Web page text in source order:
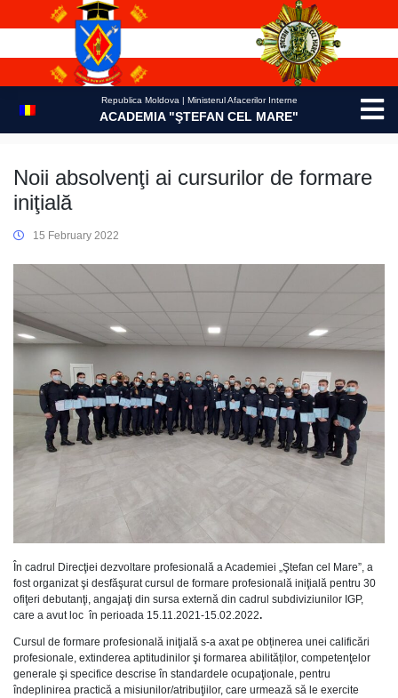
Republica Moldova | Ministerul Afacerilor Interne
ACADEMIA "ŞTEFAN CEL MARE"
Noii absolvenţi ai cursurilor de formare
iniţială
15 February 2022
În cadrul Direcţiei dezvoltare profesională a Academiei „Ştefan cel Mare”, a
fost organizat şi desfăşurat cursul de formare profesională iniţială pentru 30
ofiţeri debutanţi, angajaţi din sursa externă din cadrul subdiviziunilor IGP,
care a avut loc în perioada 15.11.2021-15.02.2022.
Cursul de formare profesională iniţială s-a axat pe obținerea unei calificări
profesionale, extinderea aptitudinilor şi formarea abilităților, competenţelor
generale şi specifice descrise în standardele ocupaţionale, pentru
îndeplinirea practică a misiunilor/atribuţiilor, care urmează să le exercite